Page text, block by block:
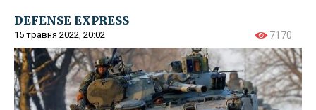
DEFENSE EXPRESS
15 травня 2022, 20:02 7170